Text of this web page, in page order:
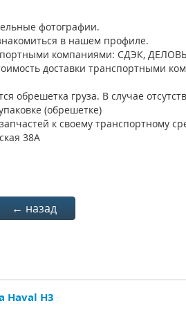
фотографии.
в нашем профиле.
компаниями: СДЭК,
доставки транспортными
обрешетка груза. В случае
(обрешетке)
к своему транспортному
38А
← назад
Haval H3